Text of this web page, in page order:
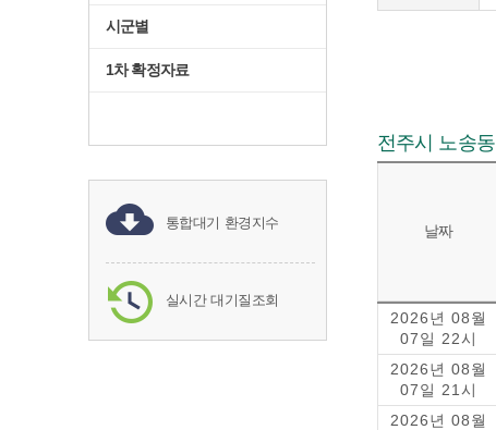
시군별
1차 확정자료
통합대기 환경지수
실시간 대기질조회
전주시 노송동
날짜
2026년 08월
07일 22시
2026년 08월
07일 21시
2026년 08월